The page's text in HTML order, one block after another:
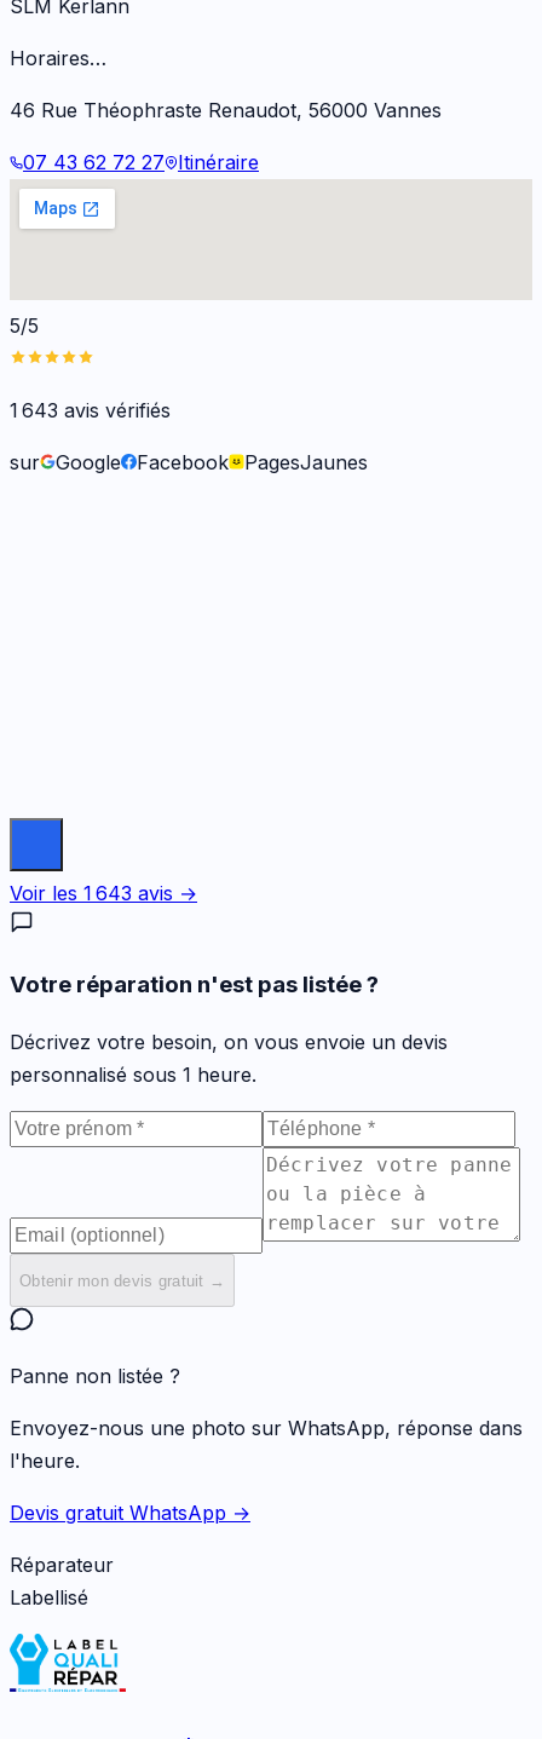
SLM Kerlann
Horaires…
46 Rue Théophraste Renaudot, 56000 Vannes
07 43 62 72 27 Itinéraire
5/5
1 643 avis vérifiés
sur Google Facebook PagesJaunes
Voir les 1 643 avis →
Votre réparation n'est pas listée ?
Décrivez votre besoin, on vous envoie un devis
personnalisé sous 1 heure.
Obtenir mon devis gratuit →
Panne non listée ?
Envoyez-nous une photo sur WhatsApp, réponse dans
l'heure.
Devis gratuit WhatsApp →
Réparateur
Labellisé